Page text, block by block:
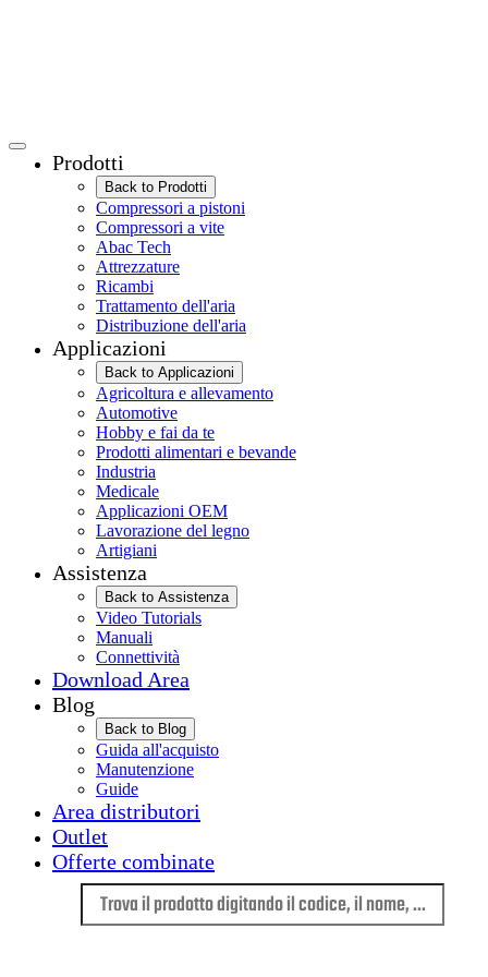
Prodotti
Back to Prodotti
Compressori a pistoni
Compressori a vite
Abac Tech
Attrezzature
Ricambi
Trattamento dell'aria
Distribuzione dell'aria
Applicazioni
Back to Applicazioni
Agricoltura e allevamento
Automotive
Hobby e fai da te
Prodotti alimentari e bevande
Industria
Medicale
Applicazioni OEM
Lavorazione del legno
Artigiani
Assistenza
Back to Assistenza
Video Tutorials
Manuali
Connettività
Download Area
Blog
Back to Blog
Guida all'acquisto
Manutenzione
Guide
Area distributori
Outlet
Offerte combinate